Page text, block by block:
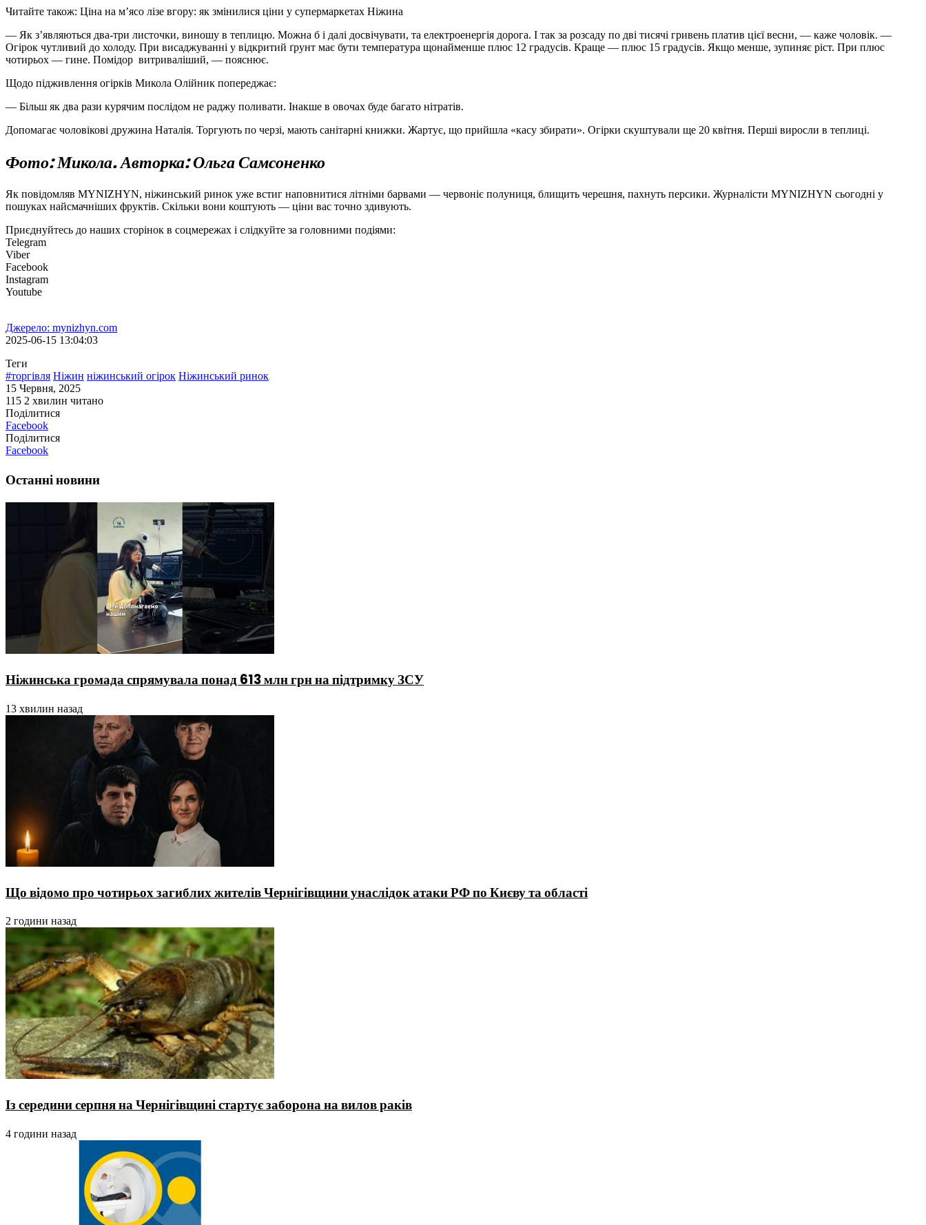
Читайте також: Ціна на м’ясо лізе вгору: як змінилися ціни у супермаркетах Ніжина
— Як з’являються два-три листочки, виношу в теплицю. Можна б і далі досвічувати, та електроенергія дорога. І так за розсаду по дві тисячі гривень платив цієї весни, — каже чоловік. —
Огірок чутливий до холоду. При висаджуванні у відкритий ґрунт має бути температура щонайменше плюс 12 градусів. Краще — плюс 15 градусів. Якщо менше, зупиняє ріст. При плюс
чотирьох — гине. Помідор витриваліший, — пояснює.
Щодо підживлення огірків Микола Олійник попереджає:
— Більш як два рази курячим послідом не раджу поливати. Інакше в овочах буде багато нітратів.
Допомагає чоловікові дружина На­талія. Торгують по черзі, мають сані­тарні книжки. Жартує, що прийшла «касу збирати». Огірки скуштували ще 20 квітня. Перші виросли в теплиці.
Фото: Микола. Авторка: Ольга Самсоненко
Як повідомляв MYNIZHYN, ніжинський ринок уже встиг наповнитися літніми барвами — червоніє полуниця, блищить черешня, пахнуть персики. Журналісти MYNIZHYN сьогодні у
пошуках найсмачніших фруктів. Скільки вони коштують — ціни вас точно здивують.
Приєднуйтесь до наших сторінок в соцмережах і слідкуйте за головними подіями:
Telegram
Viber
Facebook
Instagram
Youtube
Джерело: mynizhyn.com
2025-06-15 13:04:03
Теги
#торгівля Ніжин ніжинський огірок Ніжинський ринок
15 Червня, 2025
115 2 хвилин читано
Поділитися
Facebook
Поділитися
Facebook
Останні новини
Ніжинська громада спрямувала понад 613 млн грн на підтримку ЗСУ
13 хвилин назад
Що відомо про чотирьох загиблих жителів Чернігівщини унаслідок атаки РФ по Києву та області
2 години назад
Із середини серпня на Чернігівщині стартує заборона на вилов раків
4 години назад